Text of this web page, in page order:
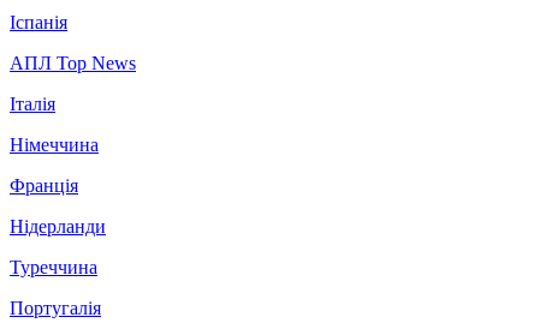
Іспанія
АПЛ Top News
Італія
Німеччина
Франція
Нідерланди
Туреччина
Португалія